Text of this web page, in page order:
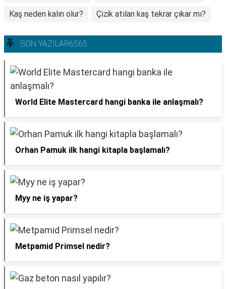
Kaş neden kalın olur?
Çizik atılan kaş tekrar çıkar mı?
SON YAZILAR6565
World Elite Mastercard hangi banka ile anlaşmalı?
Orhan Pamuk ilk hangi kitapla başlamalı?
Myy ne iş yapar?
Metpamid Primsel nedir?